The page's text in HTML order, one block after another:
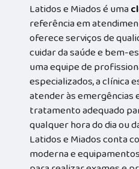
Latidos e Miados é uma
referência em
oferece serviços de
cuidar da saúde e bem-
uma equipe de
especializados, a clínica
atender às emergências
tratamento adequado
qualquer hora do dia ou
Latidos e Miados conta
moderna e